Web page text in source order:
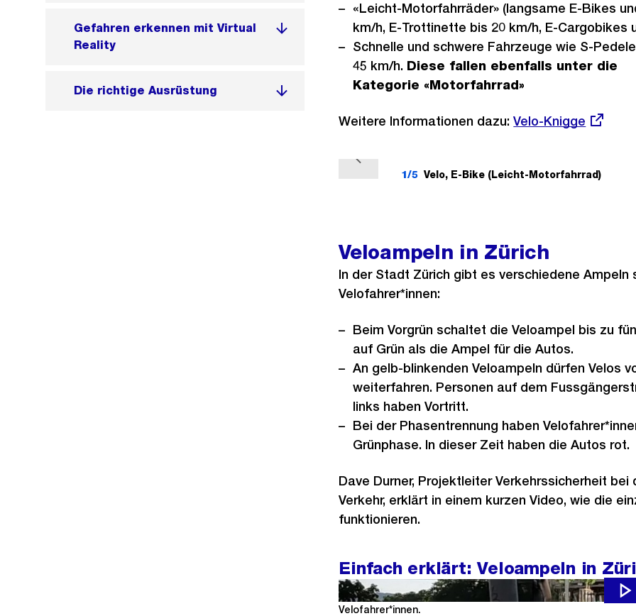
Gefahren erkennen mit Virtual
Reality
Die richtige Ausrüstung
«Leicht-Motorfahrräder» (langsame E-Bikes
km/h, E-Trottinette bis 20 km/h, E-Cargobikes
Schnelle und schwere Fahrzeuge wie S-
45 km/h. Diese fallen ebenfalls unter die
Kategorie «Motorfahrrad»
Weitere Informationen dazu:Externer
Velo-Knigge
e
r
i
g
e
s
1/5 Velo, E-Bike (Leicht-Motorfahrrad)
Veloampeln in Zürich
In der Stadt Zürich gibt es verschiedene Ampeln
Velofahrer*innen:
Beim Vorgrün schaltet die Veloampel bis zu
auf Grün als die Ampel für die Autos.
An gelb-blinkenden Veloampeln dürfen Velos
weiterfahren. Personen auf dem
links haben Vortritt.
Bei der Phasentrennung haben
Grünphase. In dieser Zeit haben die Autos rot.
Dave Durner, Projektleiter Verkehrssicherheit bei
Verkehr, erklärt in einem kurzen Video, wie die
funktionieren.
Einfach erklärt: Veloampeln in
Vorgrün, gelb blinkende Ampel, Phasentrennung: In der
Velofahrer*innen.